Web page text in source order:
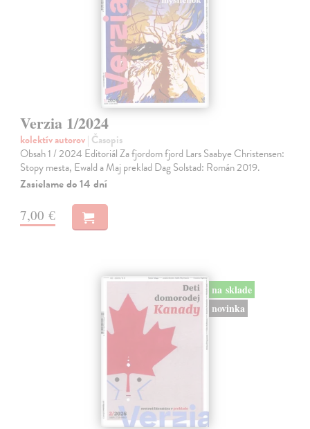
Verzia 1/2024
kolektív autorov| Časopis
Obsah 1 / 2024 Editoriál Za fjordom fjord Lars Saabye Christensen:
Stopy mesta, Ewald a Maj preklad Dag Solstad: Román 2019.
Zasielame do 14 dní
7,00 €
na sklade
novinka